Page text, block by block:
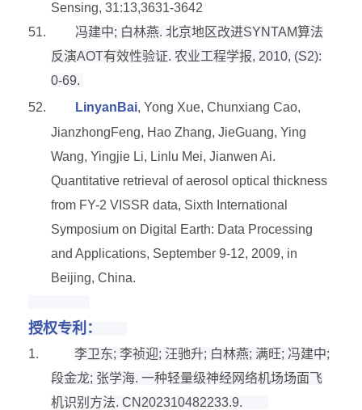
Sensing, 31:13,3631-3642
51.
冯建中; 白林燕. 北京地区改进SYNTAM算法
反演AOT有效性验证.农业工程学报, 2010, (S2):
0-69.
52.
LinyanBai, Yong Xue, Chunxiang Cao,
JianzhongFeng, Hao Zhang, JieGuang, Ying
Wang, Yingjie Li, Linlu Mei, Jianwen Ai.
Quantitative retrieval of aerosol optical thickness
from FY-2 VISSR data, Sixth International
Symposium on Digital Earth: Data Processing
and Applications, September 9-12, 2009, in
Beijing, China.
授权专利：
1. 李卫东; 李祯迎; 汪驰升; 白林燕; 满旺; 冯建中;
段金龙; 张学海.一种轻量级神经网络机场场面飞
机识别方法. CN202310482233.9.